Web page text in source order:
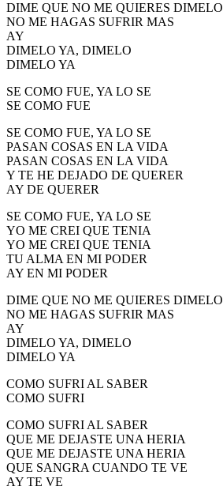
DIME QUE NO ME QUIERES DIMELO
NO ME HAGAS SUFRIR MAS
AY
DIMELO YA, DIMELO
DIMELO YA
SE COMO FUE, YA LO SE
SE COMO FUE
SE COMO FUE, YA LO SE
PASAN COSAS EN LA VIDA
PASAN COSAS EN LA VIDA
Y TE HE DEJADO DE QUERER
AY DE QUERER
SE COMO FUE, YA LO SE
YO ME CREI QUE TENIA
YO ME CREI QUE TENIA
TU ALMA EN MI PODER
AY EN MI PODER
DIME QUE NO ME QUIERES DIMELO
NO ME HAGAS SUFRIR MAS
AY
DIMELO YA, DIMELO
DIMELO YA
COMO SUFRI AL SABER
COMO SUFRI
COMO SUFRI AL SABER
QUE ME DEJASTE UNA HERIA
QUE ME DEJASTE UNA HERIA
QUE SANGRA CUANDO TE VE
AY TE VE